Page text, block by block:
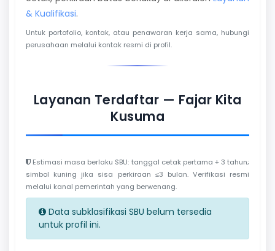
& Kualifikasi.
Untuk portofolio, kontak, atau penawaran kerja sama, hubungi
perusahaan melalui kontak resmi di profil.
Layanan Terdaftar — Fajar Kita
Kusuma
Estimasi masa berlaku SBU: tanggal cetak pertama + 3 tahun;
simbol kuning jika sisa perkiraan ≤3 bulan. Verifikasi resmi
melalui kanal pemerintah yang berwenang.
Data subklasifikasi SBU belum tersedia
untuk profil ini.